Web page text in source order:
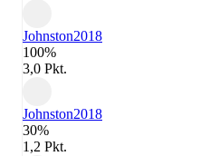
Johnston2018
100%
3,0 Pkt.
Johnston2018
30%
1,2 Pkt.